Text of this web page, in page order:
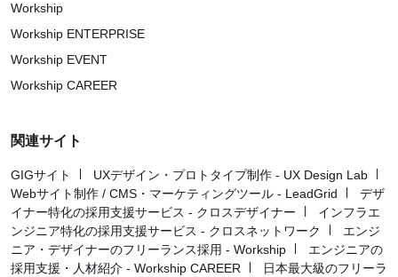
Workship
Workship ENTERPRISE
Workship EVENT
Workship CAREER
関連サイト
GIGサイト
UXデザイン・プロトタイプ制作 - UX Design Lab
Webサイト制作 / CMS・マーケティングツール - LeadGrid
デザ
イナー特化の採用支援サービス - クロスデザイナー
インフラエ
ンジニア特化の採用支援サービス - クロスネットワーク
エンジ
ニア・デザイナーのフリーランス採用 - Workship
エンジニアの
採用支援・人材紹介 - Workship CAREER
日本最大級のフリーラ